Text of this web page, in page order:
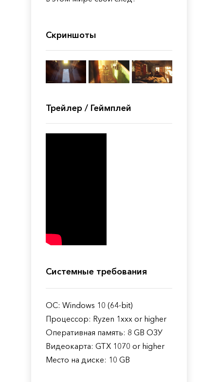
Скриншоты
Трейлер / Геймплей
Системные требования
ОС: Windows 10 (64-bit)
Процессор: Ryzen 1xxx or higher
Оперативная память: 8 GB ОЗУ
Видеокарта: GTX 1070 or higher
Место на диске: 10 GB